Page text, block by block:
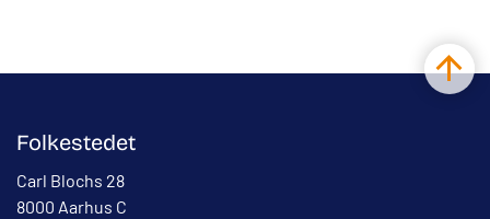
Folkestedet
Carl Blochs 28
8000 Aarhus C